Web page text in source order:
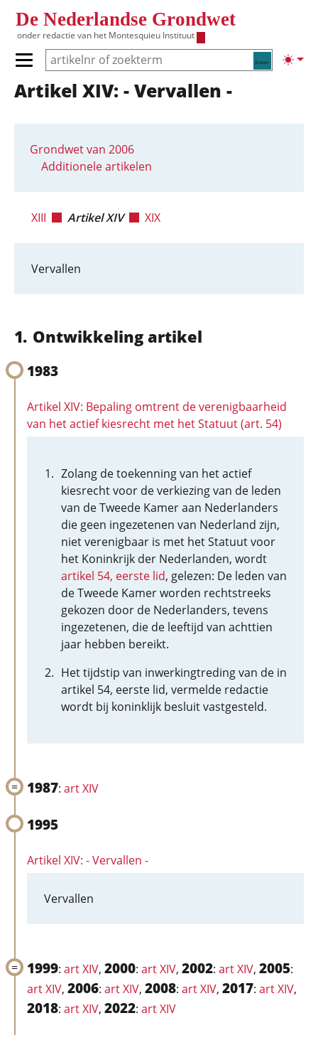
De Nederlandse Grondwet
onder redactie van het Montesquieu Instituut
Zoeken
Primair menu tonen/verbergen
Hoofdnavigatie
Artikel XIV: - Vervallen -
Grondwet van 2006
Additionele artikelen
XIII Artikel XIV XIX
Vervallen
Ontwikkeling artikel
1983
Artikel XIV: Bepaling omtrent de verenigbaarheid
van het actief kiesrecht met het Statuut (art. 54)
Zolang de toekenning van het actief
kiesrecht voor de verkiezing van de leden
van de Tweede Kamer aan Nederlanders
die geen ingezetenen van Nederland zijn,
niet verenigbaar is met het Statuut voor
het Koninkrijk der Nederlanden, wordt
artikel 54, eerste lid, gelezen: De leden van
de Tweede Kamer worden rechtstreeks
gekozen door de Nederlanders, tevens
ingezetenen, die de leeftijd van achttien
jaar hebben bereikt.
Het tijdstip van inwerkingtreding van de in
artikel 54, eerste lid, vermelde redactie
wordt bij koninklijk besluit vastgesteld.
1987: art XIV
1995
Artikel XIV: - Vervallen -
Vervallen
1999: art XIV, 2000: art XIV, 2002: art XIV, 2005:
art XIV, 2006: art XIV, 2008: art XIV, 2017: art XIV,
2018: art XIV, 2022: art XIV